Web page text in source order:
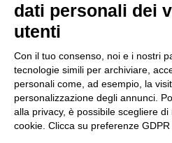
Soluzioni Digitali
Smart Factory
Supply Chain
Soluzioni Custom
Soluzioni AI
dati personali dei
utenti
Con il tuo consenso, noi e i nostri
tecnologie simili per archiviare,
personali come, ad esempio, la
personalizzazione degli annunci.
alla privacy, è possibile scegliere
cookie. Clicca su preferenze